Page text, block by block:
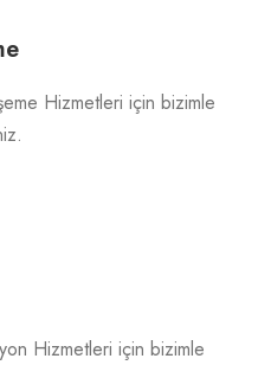
Hizmetleri için bizimle
Hizmetleri için bizimle